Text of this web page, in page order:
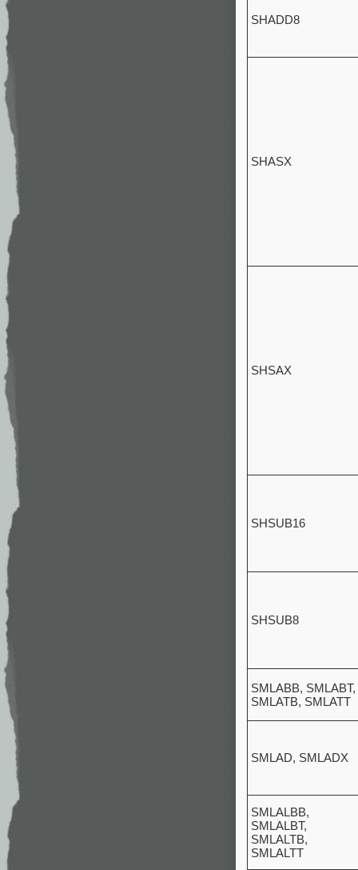
SHADD8
SHASX
SHSAX
SHSUB16
SHSUB8
SMLABB, SMLABT,
SMLATB, SMLATT
SMLAD, SMLADX
SMLALBB,
SMLALBT,
SMLALTB,
SMLALTT